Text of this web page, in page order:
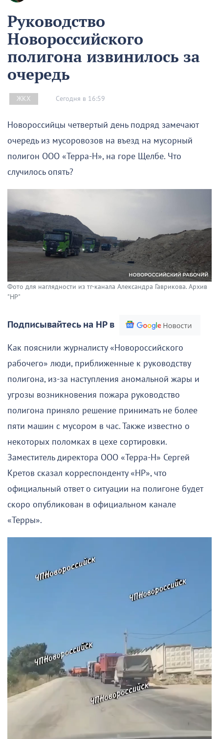
Руководство
Новороссийского
полигона извинилось за
очередь
ЖКХ Сегодня в 16:59
Новороссийцы четвертый день подряд замечают
очередь из мусоровозов на въезд на мусорный
полигон ООО «Терра-Н», на горе Щелбе. Что
случилось опять?
Фото для наглядности из тг-канала Александра Гаврикова. Архив
"НР"
Подписывайтесь на НР в
Как пояснили журналисту «Новороссийского
рабочего» люди, приближенные к руководству
полигона, из-за наступления аномальной жары и
угрозы возникновения пожара руководство
полигона приняло решение принимать не более
пяти машин с мусором в час. Также известно о
некоторых поломках в цехе сортировки.
Заместитель директора ООО «Терра-Н» Сергей
Кретов сказал корреспонденту «НР», что
официальный ответ о ситуации на полигоне будет
скоро опубликован в официальном канале
«Терры».